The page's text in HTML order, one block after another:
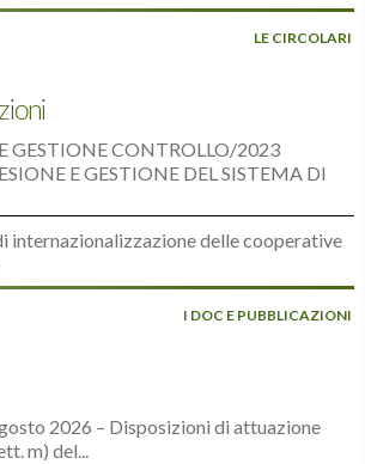
LE CIRCOLARI
GESTIONE CONTROLLO/2023
E GESTIONE DEL SISTEMA DI
internazionalizzazione delle cooperative
I DOC E PUBBLICAZIONI
2026 – Disposizioni di attuazione
m) del...